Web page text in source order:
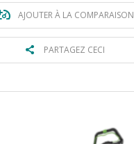
AJOUTER À LA COMPARAISON
PARTAGEZ CECI